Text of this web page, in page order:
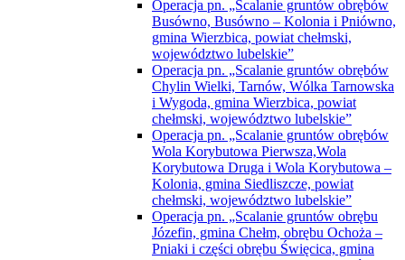
Operacja pn. „Scalanie gruntów obrębów
Busówno, Busówno – Kolonia i Pniówno,
gmina Wierzbica, powiat chełmski,
województwo lubelskie”
Operacja pn. „Scalanie gruntów obrębów
Chylin Wielki, Tarnów, Wólka Tarnowska
i Wygoda, gmina Wierzbica, powiat
chełmski, województwo lubelskie”
Operacja pn. „Scalanie gruntów obrębów
Wola Korybutowa Pierwsza,Wola
Korybutowa Druga i Wola Korybutowa –
Kolonia, gmina Siedliszcze, powiat
chełmski, województwo lubelskie”
Operacja pn. „Scalanie gruntów obrębu
Józefin, gmina Chełm, obrębu Ochoża –
Pniaki i części obrębu Święcica, gmina